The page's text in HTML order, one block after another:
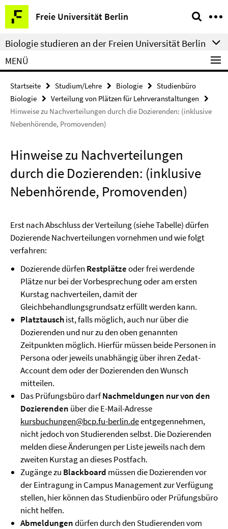
Springe
direkt
zu
Inhalt
Freie Universität Berlin
Service-
Navigation
Biologie studieren an der Freien Universität Berlin
MENÜ
Startseite Studium/Lehre Biologie
Studienbüro
Biologie
Verteilung von Plätzen für Lehrveranstaltungen
Hinweise zu Nachverteilungen durch die Dozierenden: (inklusive
Nebenhörende, Promovenden)
Hinweise zu Nachverteilungen
durch die Dozierenden: (inklusive
Nebenhörende, Promovenden)
Erst nach Abschluss der Verteilung (siehe Tabelle) dürfen
Dozierende Nachverteilungen vornehmen und wie folgt
verfahren:
Dozierende dürfen Restplätzeoder frei werdende
Plätze nur bei der Vorbesprechung oder am ersten
Kurstag nachverteilen, damit der
Gleichbehandlungsgrundsatz erfüllt werden kann.
Platztauschist, falls möglich, auch nur über die
Dozierenden und nur zu den oben genannten
Zeitpunkten möglich. Hierfür müssen beide Personen in
Persona oder jeweils unabhängig über ihren Zedat-
Account dem oder der Dozierenden den Wunsch
mitteilen.
Das Prüfungsbüro darfNachmeldungen nur von den
Dozierenden über die E-Mail-Adresse
kursbuchungen@bcp.fu-berlin.deentgegennehmen,
nicht jedoch von Studierenden selbst. Die Dozierenden
melden diese Änderungen per Liste jeweils nach dem
zweiten Kurstag an dieses Postfach.
Zugänge zu Blackboard müssen die Dozierenden vor
der Eintragung in Campus Management zur Verfügung
stellen, hier können das Studienbüro oder Prüfungsbüro
nicht helfen.
Abmeldungendürfen durch den Studierenden vom